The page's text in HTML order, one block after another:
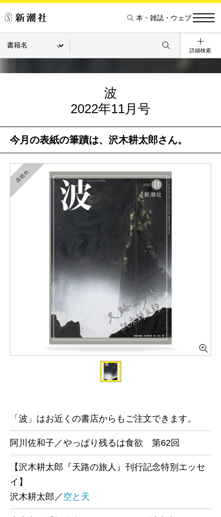
本・雑誌・ウェブ
詳細検索
波
2022年11月号
今月の表紙の筆蹟は、沢木耕太郎さん。
品切れ
「波」はお近くの書店からもご注文できます。
阿川佐和子／やっぱり残るは食欲 第62回
【沢木耕太郎『天路の旅人』刊行記念特別エッセ
イ】
沢木耕太郎／ 空と天